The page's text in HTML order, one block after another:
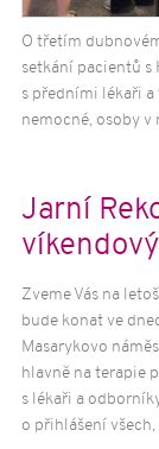
O třetím
setkání pacientů
s předními lékaři
nemocné, osoby
Jarní
Zveme Vás na
bude konat ve
Masarykovo
hlavně na terapie
s lékaři a
o přihlášení